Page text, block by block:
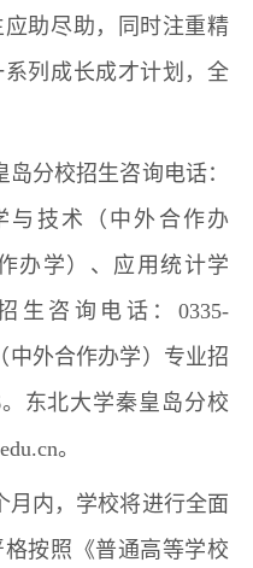
助尽助，同时注重精
列成长成才计划，全
岛分校招生咨询电话：
与技术（中外合作办
办学）、应用统计学
生咨询电话：0335-
中外合作办学）专业招
。东北大学秦皇岛分校
。
月内，学校将进行全面
按照《普通高等学校